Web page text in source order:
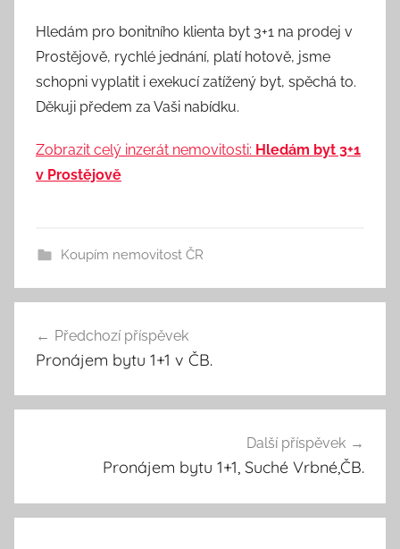
Hledám pro bonitního klienta byt 3+1 na prodej v
Prostějově, rychlé jednání, platí hotově, jsme
schopni vyplatit i exekucí zatížený byt, spěchá to.
Děkuji předem za Vaši nabídku.
Zobrazit celý inzerát nemovitosti: Hledám byt 3+1
v Prostějově
Koupím nemovitost ČR
Navigace
pro
příspěvek
Předchozí příspěvek
Pronájem bytu 1+1 v ČB.
Další příspěvek
Pronájem bytu 1+1, Suché Vrbné,ČB.